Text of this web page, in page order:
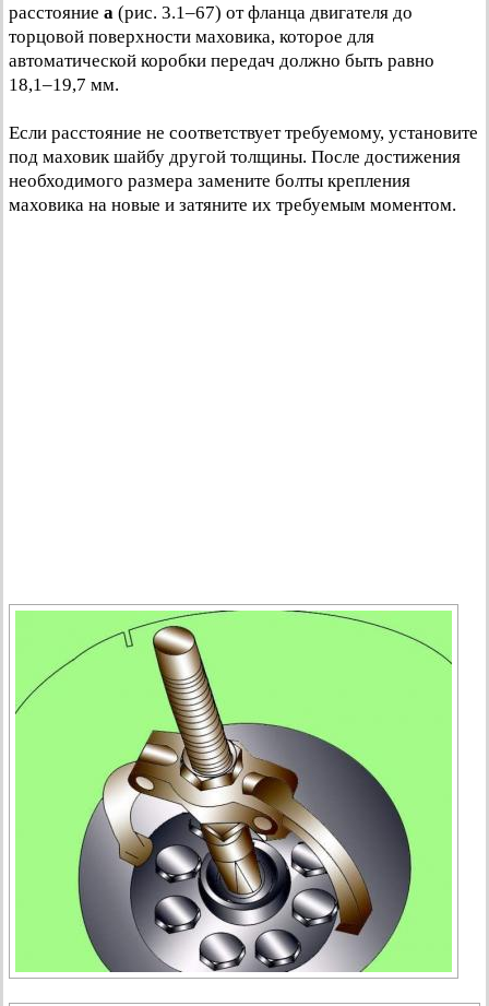
расстояние а (рис. 3.1–67) от фланца двигателя до
торцовой поверхности маховика, которое для
автоматической коробки передач должно быть равно
18,1–19,7 мм.
Если расстояние не соответствует требуемому, установите
под маховик шайбу другой толщины. После достижения
необходимого размера замените болты крепления
маховика на новые и затяните их требуемым моментом.